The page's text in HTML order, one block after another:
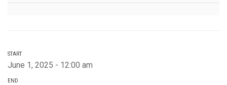
START
June 1, 2025 - 12:00 am
END